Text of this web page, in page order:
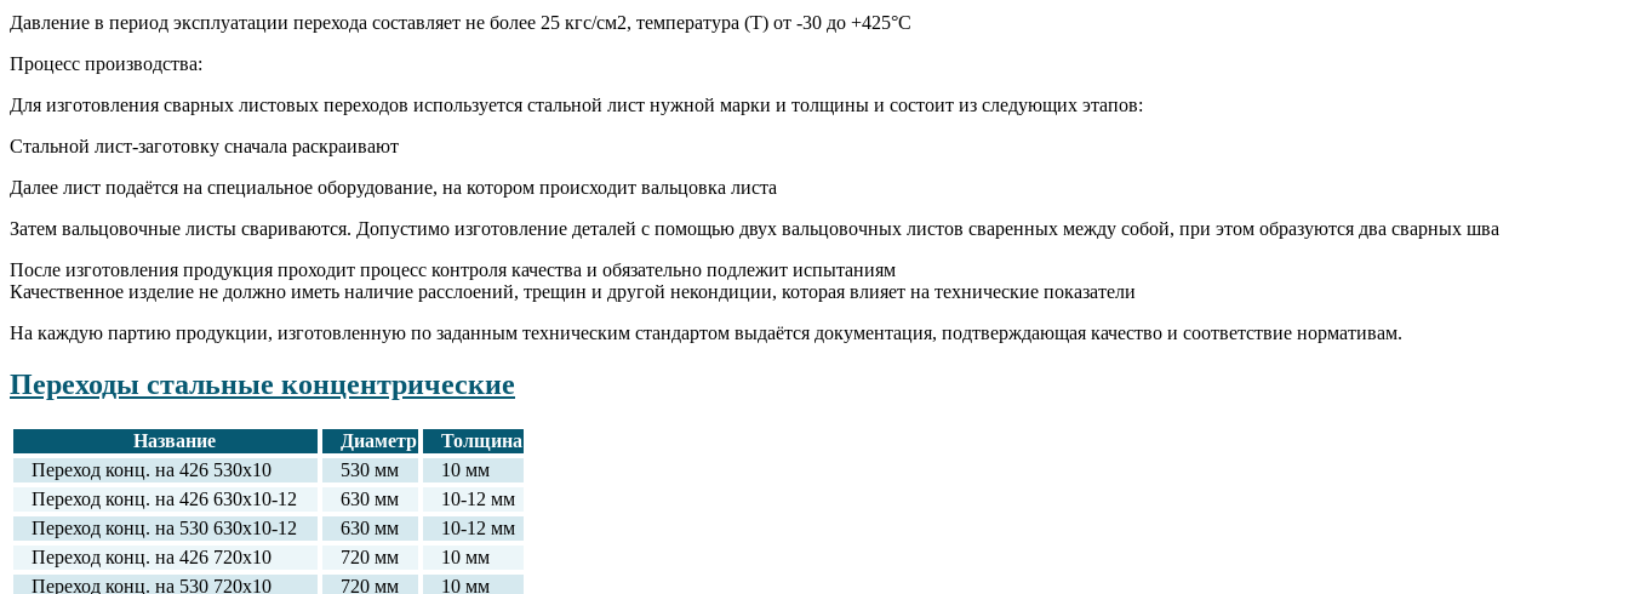
Давление в период эксплуатации перехода составляет не более 25 кгс/см2, температура (Т) от -30 до +425°С
Процесс производства:
Для изготовления сварных листовых переходов используется стальной лист нужной марки и толщины и состоит из следующих этапов:
Стальной лист-заготовку сначала раскраивают
Далее лист подаётся на специальное оборудование, на котором происходит вальцовка листа
Затем вальцовочные листы свариваются. Допустимо изготовление деталей с помощью двух вальцовочных листов сваренных между собой, при этом образуются два сварных шва
После изготовления продукция проходит процесс контроля качества и обязательно подлежит испытаниям
Качественное изделие не должно иметь наличие расслоений, трещин и другой некондиции, которая влияет на технические показатели
На каждую партию продукции, изготовленную по заданным техническим стандартом выдаётся документация, подтверждающая качество и соответствие нормативам.
Переходы стальные концентрические
Название Диаметр
Толщина
Переход конц. на 426 530х10
530 мм
10 мм
Переход конц. на 426 630х10-12
630 мм
10-12 мм
Переход конц. на 530 630х10-12
630 мм
10-12 мм
Переход конц. на 426 720х10
720 мм
10 мм
Переход конц. на 530 720х10
720 мм
10 мм